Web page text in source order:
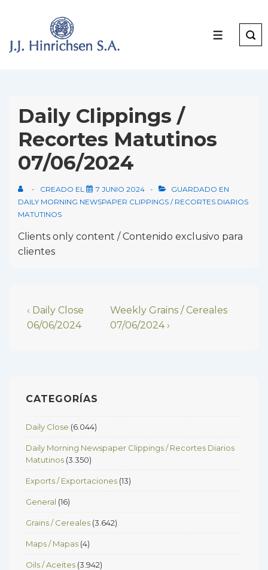
Main
MENU
Daily Clippings /
Recortes Matutinos
07/06/2024
CREADO EL 7 JUNIO 2024
GUARDADO EN
DAILY MORNING NEWSPAPER CLIPPINGS / RECORTES DIARIOS
MATUTINOS
Clients only content / Contenido exclusivo para
clientes
Navegación
de
Previous
Post
‹ Daily Close
06/06/2024
Next
Post
Weekly Grains / Cereales
07/06/2024 ›
CATEGORÍAS
Daily Close (6.044)
Daily Morning Newspaper Clippings / Recortes Diarios
Matutinos (3.350)
Exports / Exportaciones (13)
General (16)
Grains / Cereales (3.642)
Maps / Mapas (4)
Oils / Aceites (3.942)